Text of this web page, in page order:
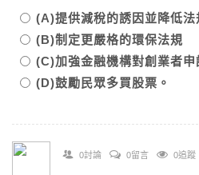
(A)提供減稅的誘因並降低
(B)制定更嚴格的環保法規
(C)加強金融機構對創業者
(D)鼓勵民眾多買股票。
0討論 0留言 0追蹤